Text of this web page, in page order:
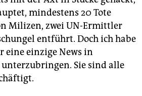
mindestens 20 Tote
Milizen, zwei UN-Ermittler
entführt. Doch ich habe
eine einzige News in
Sie sind alle